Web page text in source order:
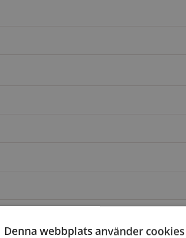
Denna webbplats använder cookies